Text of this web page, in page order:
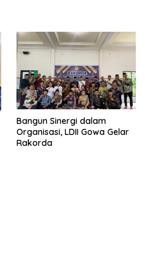
Bangun Sinergi dalam
Organisasi, LDII Gowa Gelar
Rakorda